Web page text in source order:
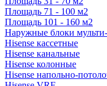
Площадь 71 - 100 м2
Площадь 101 - 160 м2
Наружные блоки
Hisense кассетные
Hisense канальные
Hisense колонные
Hisense напольно-